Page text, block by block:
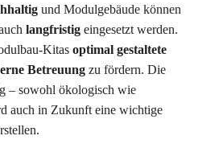
und Modulgebäude können
langfristig eingesetzt werden.
Kitas optimal gestaltete
Betreuung zu fördern. Die
– sowohl ökologisch wie
auch in Zukunft eine wichtige